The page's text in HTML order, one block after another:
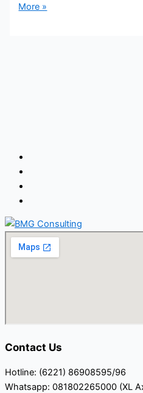
More »
Contact Us
Hotline: (6221) 86908595/96
Whatsapp: 081802265000 (XL